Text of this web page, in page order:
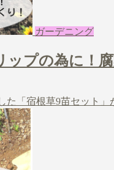
ガーデニング
プの為に！
た「宿根草9苗セット